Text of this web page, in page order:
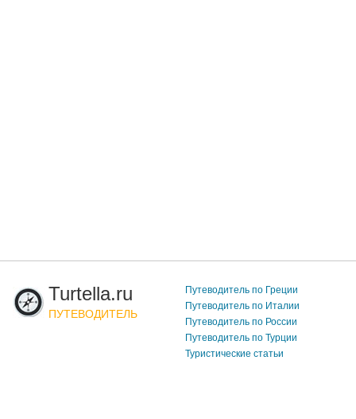
Turtella.ru
ПУТЕВОДИТЕЛЬ
Путеводитель по Греции
Путеводитель по Италии
Путеводитель по России
Путеводитель по Турции
Туристические статьи